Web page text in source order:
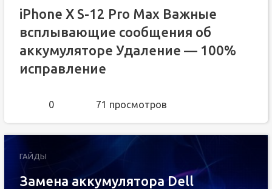
iPhone X S-12 Pro Max Важные
всплывающие сообщения об
аккумуляторе Удаление — 100%
исправление
0 71 просмотров
ГАЙДЫ
Замена аккумулятора Dell